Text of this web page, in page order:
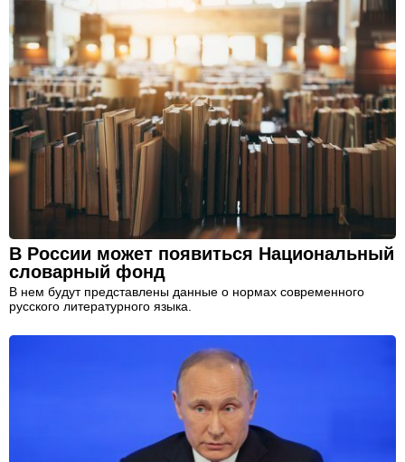
В России может появиться Национальный
словарный фонд
В нем будут представлены данные о нормах современного
русского литературного языка.